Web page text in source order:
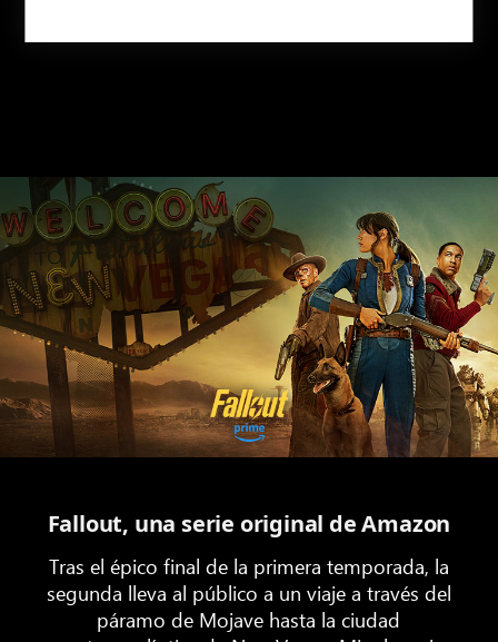
Fallout, una serie original de Amazon
Tras el épico final de la primera temporada, la
segunda lleva al público a un viaje a través del
páramo de Mojave hasta la ciudad